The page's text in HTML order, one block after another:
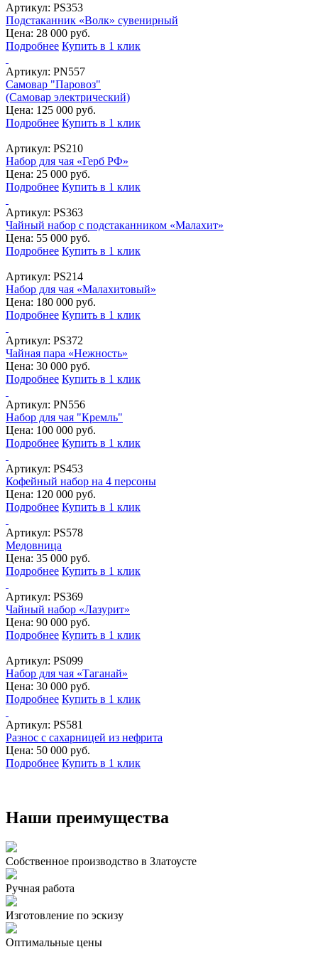
Артикул: PS353
Подстаканник «Волк» сувенирный
Цена: 28 000 руб.
Подробнее Купить в 1 клик
Артикул: PN557
Самовар "Паровоз"
(Самовар электрический)
Цена: 125 000 руб.
Подробнее Купить в 1 клик
Артикул: PS210
Набор для чая «Герб РФ»
Цена: 25 000 руб.
Подробнее Купить в 1 клик
Артикул: PS363
Чайный набор с подстаканником «Малахит»
Цена: 55 000 руб.
Подробнее Купить в 1 клик
Артикул: PS214
Набор для чая «Малахитовый»
Цена: 180 000 руб.
Подробнее Купить в 1 клик
Артикул: PS372
Чайная пара «Нежность»
Цена: 30 000 руб.
Подробнее Купить в 1 клик
Артикул: PN556
Набор для чая "Кремль"
Цена: 100 000 руб.
Подробнее Купить в 1 клик
Артикул: PS453
Кофейный набор на 4 персоны
Цена: 120 000 руб.
Подробнее Купить в 1 клик
Артикул: PS578
Медовница
Цена: 35 000 руб.
Подробнее Купить в 1 клик
Артикул: PS369
Чайный набор «Лазурит»
Цена: 90 000 руб.
Подробнее Купить в 1 клик
Артикул: PS099
Набор для чая «Таганай»
Цена: 30 000 руб.
Подробнее Купить в 1 клик
Артикул: PS581
Разнос с сахарницей из нефрита
Цена: 50 000 руб.
Подробнее Купить в 1 клик
Наши преимущества
Собственное производство в Златоусте
Ручная работа
Изготовление по эскизу
Оптимальные цены